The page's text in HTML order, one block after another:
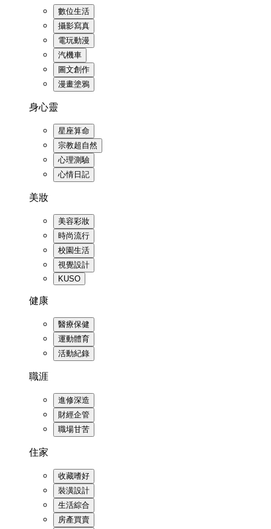
數位生活
攝影寫真
電玩動漫
汽機車
圖文創作
漫畫塗鴉
身心靈
星座算命
宗教超自然
心理測驗
心情日記
美妝
美容彩妝
時尚流行
校園生活
視覺設計
KUSO
健康
醫療保健
運動體育
活動紀錄
職涯
進修深造
財經企管
職場甘苦
住家
收藏嗜好
裝潢設計
生活綜合
房產買賣